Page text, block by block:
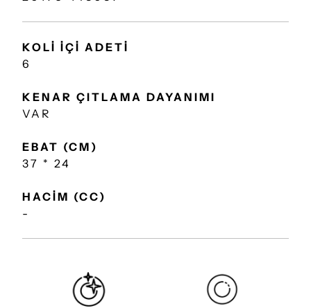
KOLİ İÇİ ADETİ
6
KENAR ÇITLAMA DAYANIMI
VAR
EBAT (CM)
37 * 24
HACİM (CC)
-